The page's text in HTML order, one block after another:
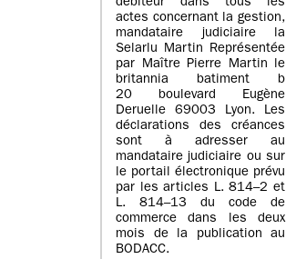
débiteur dans tous les
actes concernant la gestion,
mandataire judiciaire la
Selarlu Martin Représentée
par Maître Pierre Martin le
britannia batiment b
20 boulevard Eugène
Deruelle 69003 Lyon. Les
déclarations des créances
sont à adresser au
mandataire judiciaire ou sur
le portail électronique prévu
par les articles L. 814–2 et
L. 814–13 du code de
commerce dans les deux
mois de la publication au
BODACC.